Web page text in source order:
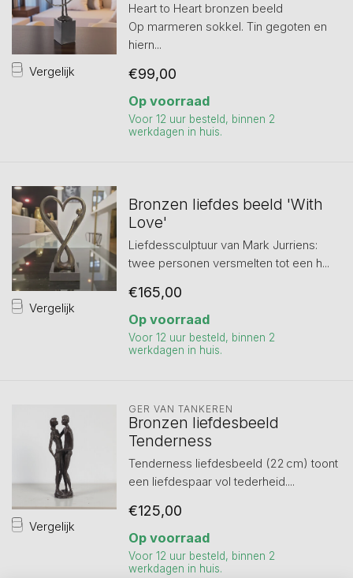
Vergelijk
Heart to Heart bronzen beeld
Op marmeren sokkel. Tin gegoten en
hiern...
€99,00
Op voorraad
Voor 12 uur besteld, binnen 2
werkdagen in huis.
Vergelijk
Bronzen liefdes beeld 'With
Love'
Liefdessculptuur van Mark Jurriens:
twee personen versmelten tot een h...
€165,00
Op voorraad
Voor 12 uur besteld, binnen 2
werkdagen in huis.
Vergelijk
GER VAN TANKEREN
Bronzen liefdesbeeld
Tenderness
Tenderness liefdesbeeld (22 cm) toont
een liefdespaar vol tederheid....
€125,00
Op voorraad
Voor 12 uur besteld, binnen 2
werkdagen in huis.